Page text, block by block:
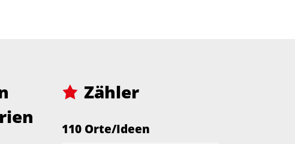
Zähler
110 Orte/Ideen